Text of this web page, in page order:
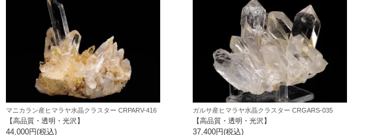
マニカラン産ヒマラヤ水晶クラスター CRPARV-416
【高品質・透明・光沢】
44,000円(税込)
ガルサ産ヒマラヤ水晶クラスター CRGARS-035
【高品質・透明・光沢】
37,400円(税込)